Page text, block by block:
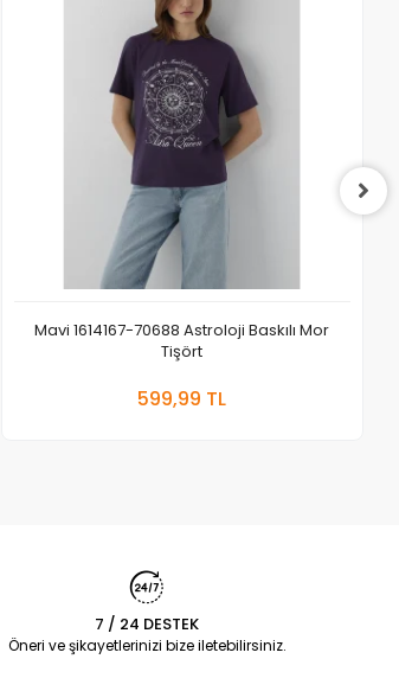
Mavi 1614167-70688 Astroloji Baskılı Mor
Tişört
599,99 TL
7 / 24 DESTEK
Öneri ve şikayetlerinizi bize iletebilirsiniz.